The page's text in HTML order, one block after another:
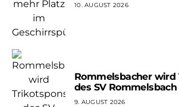
10. AUGUST 2026
Rommelsbacher wird
des SV Rommelsbach
9. AUGUST 2026